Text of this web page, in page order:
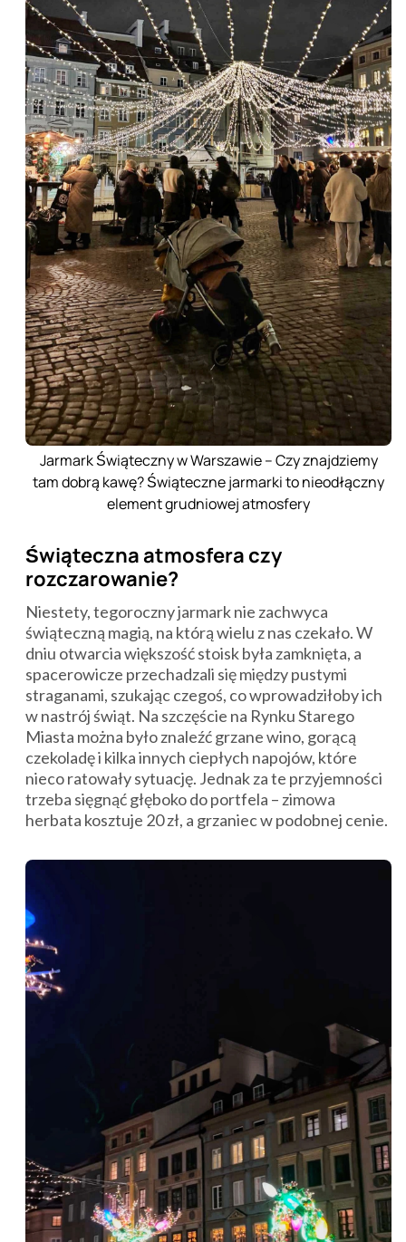
Jarmark Świąteczny w Warszawie – Czy znajdziemy
tam dobrą kawę? Świąteczne jarmarki to nieodłączny
element grudniowej atmosfery
Świąteczna atmosfera czy
rozczarowanie?
Niestety, tegoroczny jarmark nie zachwyca
świąteczną magią, na którą wielu z nas czekało. W
dniu otwarcia większość stoisk była zamknięta, a
spacerowicze przechadzali się między pustymi
straganami, szukając czegoś, co wprowadziłoby ich
w nastrój świąt. Na szczęście na Rynku Starego
Miasta można było znaleźć grzane wino, gorącą
czekoladę i kilka innych ciepłych napojów, które
nieco ratowały sytuację. Jednak za te przyjemności
trzeba sięgnąć głęboko do portfela – zimowa
herbata kosztuje 20 zł, a grzaniec w podobnej cenie.